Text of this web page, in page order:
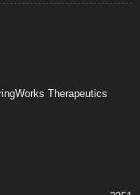
Therapeutics